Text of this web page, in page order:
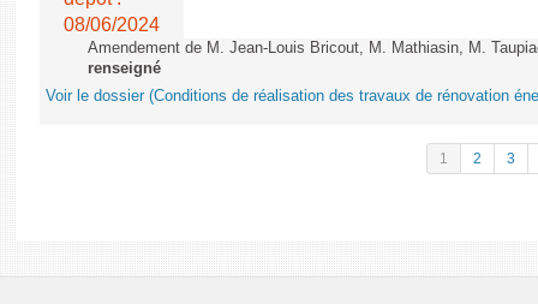
08/06/2024
Amendement de M. Jean-Louis Bricout, M. Mathiasin, M.
renseigné
Voir le dossier (Conditions de réalisation des travaux de rénovation
1 2 3